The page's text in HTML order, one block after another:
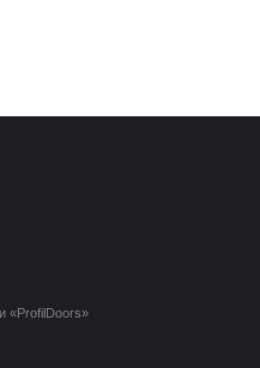
«ProfilDoors»